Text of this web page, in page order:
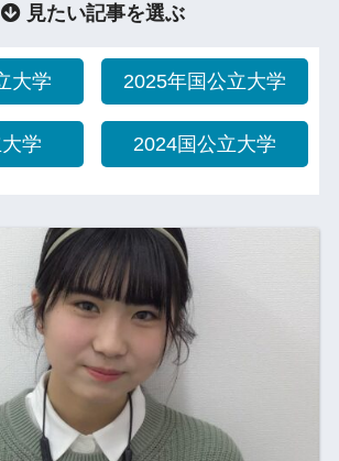
見たい記事を選ぶ
大学 2025年国公立大学
学 2024国公立大学